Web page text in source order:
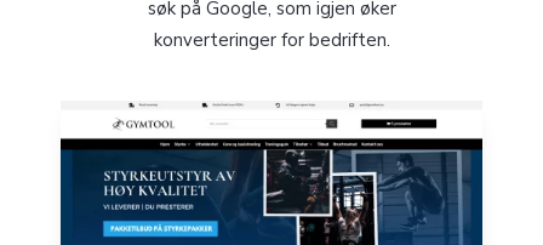
søk på Google, som igjen øker
konverteringer for bedriften.